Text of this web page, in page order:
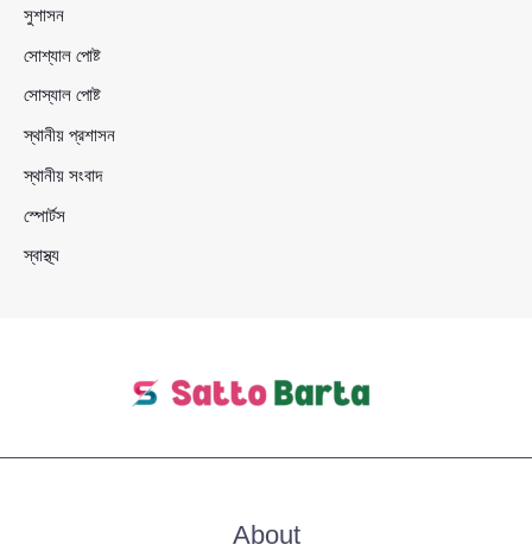
সুশাসন
সোশ্যাল পোষ্ট
সোস্যাল পোষ্ট
স্থানীয় প্রশাসন
স্থানীয় সংবাদ
স্পোর্টস
স্বাস্থ্য
About